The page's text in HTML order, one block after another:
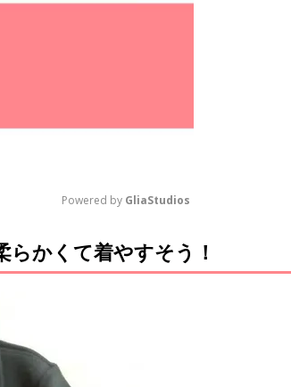
M
u
Powered by GliaStudios
かくて着やすそう！